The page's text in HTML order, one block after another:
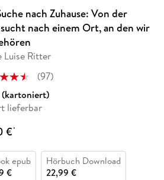
nach Zuhause: Von der
nach einem Ort, an den wir
Luise Ritter
(97)
(kartoniert)
lieferbar
€*
epub
€
Hörbuch Download
22,99 €